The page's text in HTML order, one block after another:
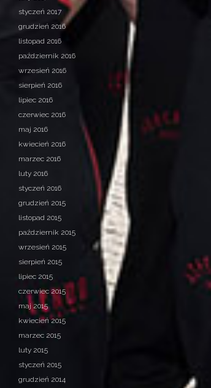
styczeń 2017
grudzień 2016
listopad 2016
październik 2016
wrzesień 2016
sierpień 2016
lipiec 2016
czerwiec 2016
maj 2016
kwiecień 2016
marzec 2016
luty 2016
styczeń 2016
grudzień 2015
listopad 2015
październik 2015
wrzesień 2015
sierpień 2015
lipiec 2015
czerwiec 2015
maj 2015
kwiecień 2015
marzec 2015
luty 2015
styczeń 2015
grudzień 2014